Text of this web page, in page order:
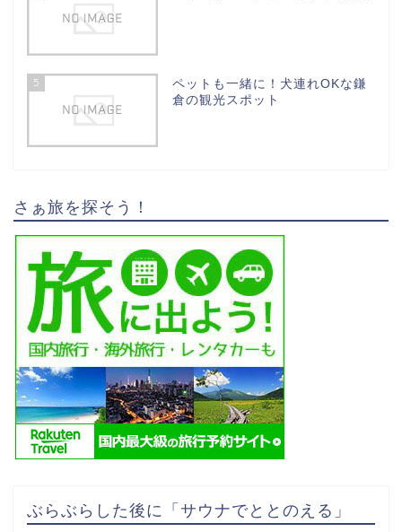
5
ペットも一緒に！犬連れOKな鎌
倉の観光スポット
さぁ旅を探そう！
ぶらぶらした後に「サウナでととのえる」